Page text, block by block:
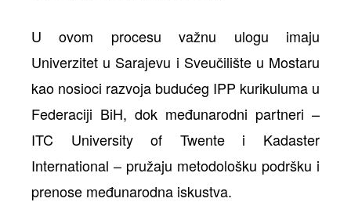
U ovom procesu važnu ulogu imaju
Univerzitet u Sarajevu i Sveučilište u Mostaru
kao nosioci razvoja budućeg IPP kurikuluma u
Federaciji BiH, dok međunarodni partneri –
ITC University of Twente i Kadaster
International – pružaju metodološku podršku i
prenose međunarodna iskustva.